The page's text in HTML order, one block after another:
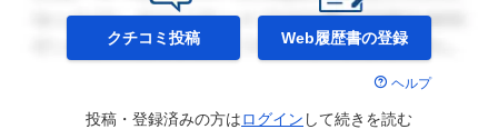
クチコミ投稿 Web履歴書の登録
ヘルプ
投稿・登録済みの方はログイン して続きを読む